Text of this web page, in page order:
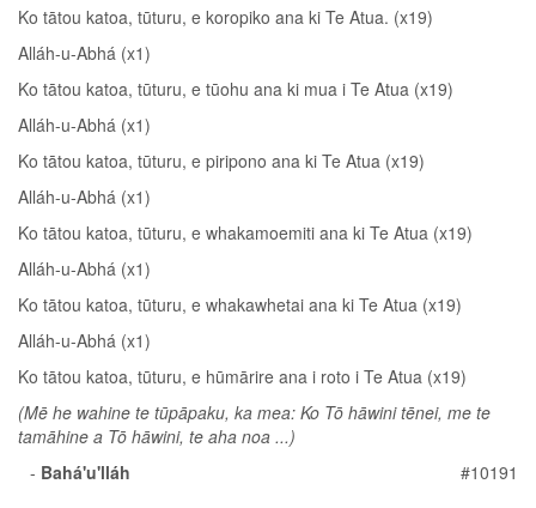
Ko tātou katoa, tūturu, e koropiko ana ki Te Atua. (x19)
Alláh-u-Abhá (x1)
Ko tātou katoa, tūturu, e tūohu ana ki mua i Te Atua (x19)
Alláh-u-Abhá (x1)
Ko tātou katoa, tūturu, e piripono ana ki Te Atua (x19)
Alláh-u-Abhá (x1)
Ko tātou katoa, tūturu, e whakamoemiti ana ki Te Atua (x19)
Alláh-u-Abhá (x1)
Ko tātou katoa, tūturu, e whakawhetai ana ki Te Atua (x19)
Alláh-u-Abhá (x1)
Ko tātou katoa, tūturu, e hūmārire ana i roto i Te Atua (x19)
(Mē he wahine te tūpāpaku, ka mea: Ko Tō hāwini tēnei, me te
tamāhine a Tō hāwini, te aha noa ...)
#10191
- Bahá'u'lláh